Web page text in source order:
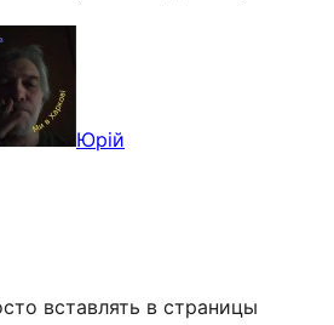
Юрій
вставлять в страницы